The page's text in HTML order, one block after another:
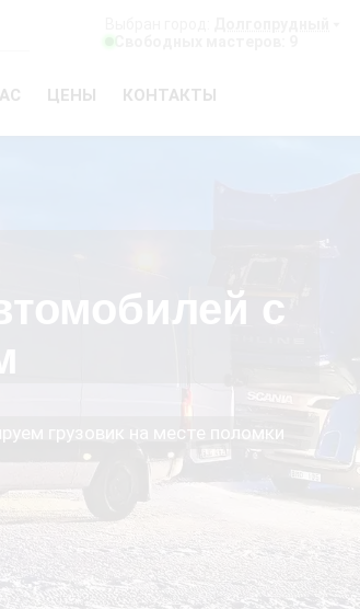
ЦЕНЫ КОНТАКТЫ
с
грузовик на месте поломки